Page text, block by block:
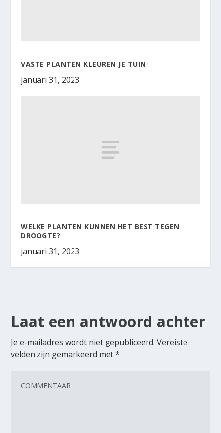
VASTE PLANTEN KLEUREN JE TUIN!
januari 31, 2023
WELKE PLANTEN KUNNEN HET BEST TEGEN
DROOGTE?
januari 31, 2023
Laat een antwoord achter
Je e-mailadres wordt niet gepubliceerd. Vereiste
velden zijn gemarkeerd met*